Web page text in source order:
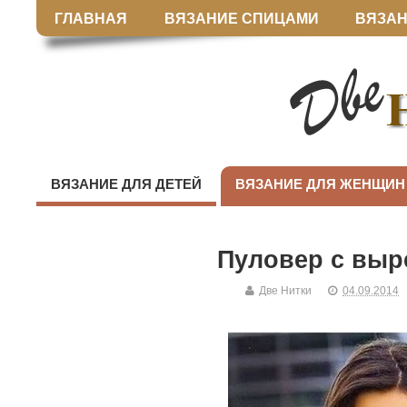
ГЛАВНАЯ ВЯЗАНИЕ СПИЦАМИ
ВЯЗАНИЕ ДЛЯ ДЕТЕЙ ВЯЗАНИЕ ДЛЯ ЖЕНЩИН
Пуловер с
Две Нитки 04.09.2014